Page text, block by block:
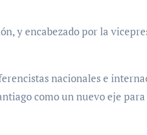
y encabezado por la
nacionales e
como un nuevo eje